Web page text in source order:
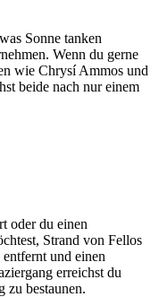
Sonne tanken
Wenn du gerne
wie Chrysí Ammos und
beide nach nur einem
oder du einen
Strand von Fellos
und einen
erreichst du
zu bestaunen.